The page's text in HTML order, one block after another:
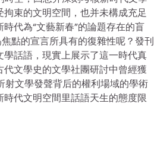
束的文明空間，也并未構成充足
代為“文藝新春”的論題存在的盲
點的宣言所具有的復雜性呢？發刊
話語，現實上展示了這一時代真
文學史的文學社團研討中曾經獲
文學發聲背后的權利場域的學術
代文明空間里話語天生的態度限